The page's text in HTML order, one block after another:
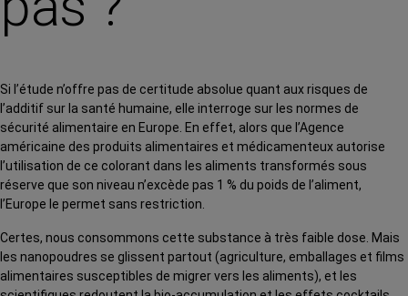
Si l’étude n’offre pas de certitude absolue quant aux risques de
l’additif sur la santé humaine, elle interroge sur les normes de
sécurité alimentaire en Europe. En effet, alors que l’Agence
américaine des produits alimentaires et médicamenteux autorise
l’utilisation de ce colorant dans les aliments transformés sous
réserve que son niveau n’excède pas 1 % du poids de l’aliment,
l’Europe le permet sans restriction.
Certes, nous consommons cette substance à très faible dose. Mais
les nanopoudres se glissent partout (agriculture, emballages et films
alimentaires susceptibles de migrer vers les aliments), et les